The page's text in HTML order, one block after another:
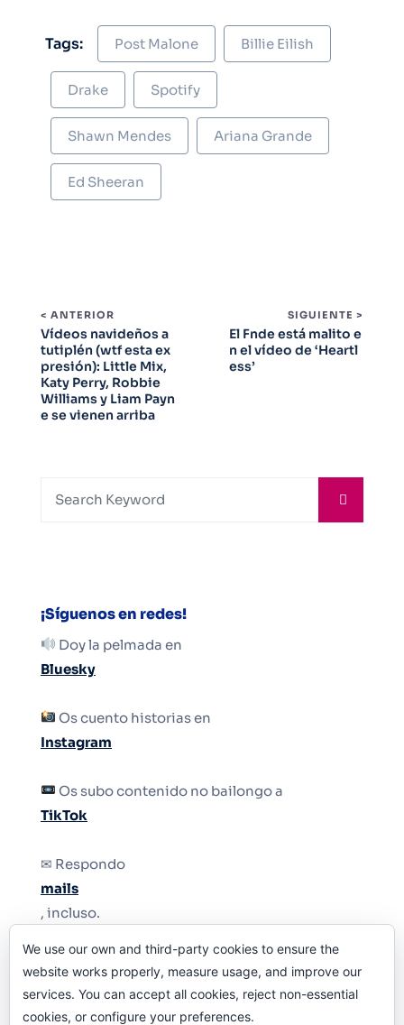
Tags: Post Malone Billie Eilish
Drake Spotify
Shawn Mendes Ariana Grande
Ed Sheeran
< ANTERIOR
Vídeos navideños a
tutiplén (wtf esta ex
presión): Little Mix,
Katy Perry, Robbie
Williams y Liam Payn
e se vienen arriba
SIGUIENTE >
El Fnde está malito e
n el vídeo de ‘Heartl
ess’
¡Síguenos en redes!
Doy la pelmada en
Bluesky
Os cuento historias en
Instagram
Os subo contenido no bailongo a
TikTok
✉ Respondo
mails
, incluso.
Y si una persona no puede tener teléfono, que
le quiten el teléfono.
We use our own and third-party cookies to ensure the
website works properly, measure usage, and improve our
services. You can accept all cookies, reject non-essential
cookies, or configure your preferences.